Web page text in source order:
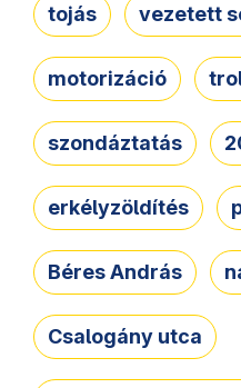
tojás vezetett
motorizáció
szondáztatás
erkélyzöldítés
Béres András
Csalogány utca